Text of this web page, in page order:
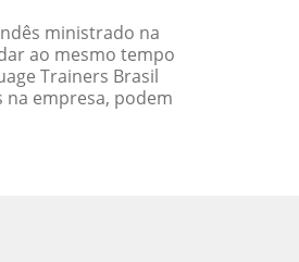
ministrado na
ao mesmo tempo
Trainers Brasil
empresa, podem